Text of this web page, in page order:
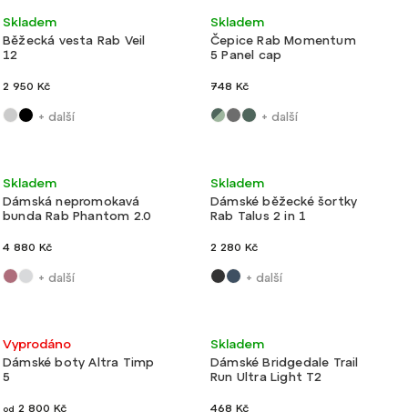
Nejdražší
Akce
Běžecká vesta Rab Veil
12
Skladem
2 950 Kč
+ další
Ultralehké
Čepice Rab Momentum
5 Panel cap
Skladem
748 Kč
+ další
Ultralehké
Dámská nepromokavá
bunda Rab Phantom 2.0
Skladem
4 880 Kč
+ další
Novinka
Dámské běžecké šortky
Rab Talus 2 in 1
Skladem
2 280 Kč
+ další
Akce Lehké
Dámské boty Altra Timp
5
Vyprodáno
od 2 800 Kč
Ultralehké
Dámské Bridgedale Trail
Run Ultra Light T2
Skladem
468 Kč